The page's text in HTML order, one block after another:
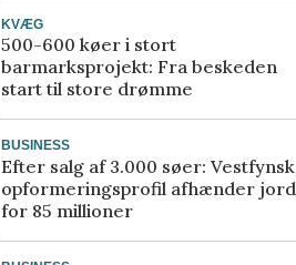
KVÆG
500-600 køer i stort
barmarksprojekt: Fra beskeden
start til store drømme
BUSINESS
Efter salg af 3.000 søer: Vestfynsk
opformeringsprofil afhænder jord
for 85 millioner